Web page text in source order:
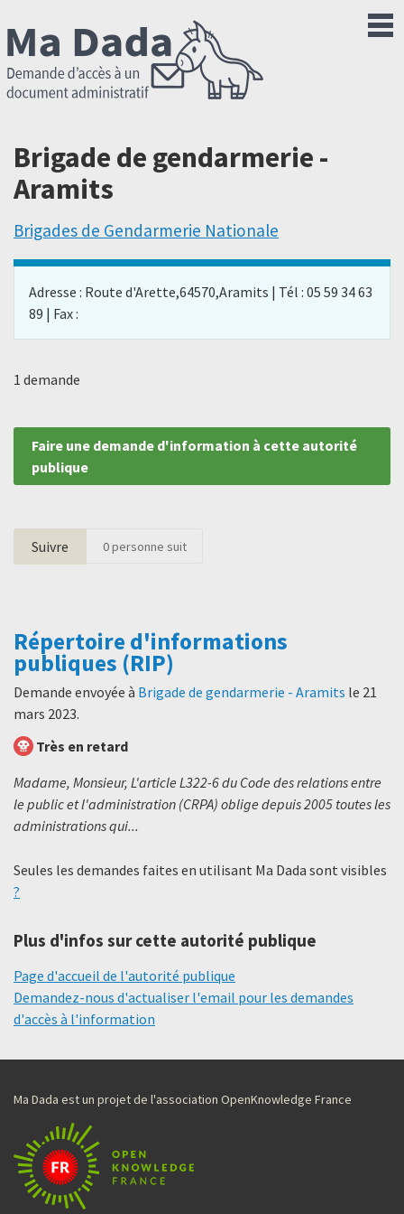
Brigade de gendarmerie -
Aramits
Brigades de Gendarmerie Nationale
Adresse : Route d'Arette,64570,Aramits | Tél : 05 59 34 63
89 | Fax :
1 demande
Faire une demande d'information à cette autorité
publique
Suivre 0personne suit
Répertoire d'informations
publiques (RIP)
Demande envoyée à Brigade de gendarmerie - Aramits le 21
mars 2023.
Très en retard
Madame, Monsieur, L'article L322-6 du Code des relations entre
le public et l'administration (CRPA) oblige depuis 2005 toutes les
administrations qui...
Seules les demandes faites en utilisant Ma Dada sont visibles
?
Plus d'infos sur cette autorité publique
Page d'accueil de l'autorité publique
Demandez-nous d'actualiser l'email pour les demandes
d'accès à l'information
Ma Dada est un projet de l'association OpenKnowledge France